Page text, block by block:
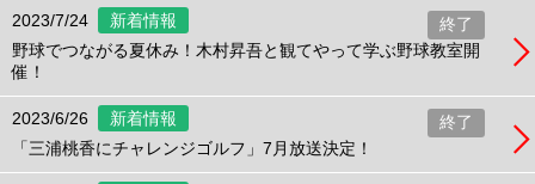
2023/7/24 新着情報
終了
野球でつながる夏休み！木村昇吾と観てやって学ぶ野球教室開
催！
2023/6/26 新着情報
終了
「三浦桃香にチャレンジゴルフ」7月放送決定！